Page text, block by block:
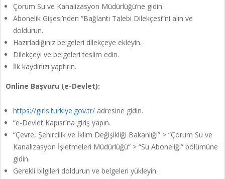
Çorum Su ve Kanalizasyon Müdürlüğü’ne gidin.
Abonelik Gişesi’nden “Bağlantı Talebi Dilekçesi”ni alın ve
doldurun.
Hazırladığınız belgeleri dilekçeye ekleyin.
Dilekçeyi ve belgeleri teslim edin.
İlk kaydınızı yaptırın.
Online Başvuru (e-Devlet):
https://giris.turkiye.gov.tr/ adresine gidin.
“e-Devlet Kapısı”na giriş yapın.
“Çevre, Şehircilik ve İklim Değişikliği Bakanlığı” > “Çorum Su ve
Kanalizasyon İşletmeleri Müdürlüğü” > “Su Aboneliği” bölümüne
gidin.
Gerekli bilgileri doldurun ve belgeleri yükleyin.